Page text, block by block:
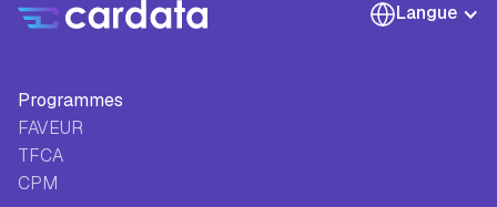
Langue
Programmes
FAVEUR
TFCA
CPM